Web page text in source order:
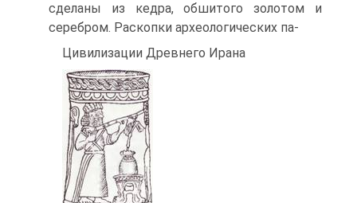
сделаны из кедра, обшитого золотом и
серебром. Раскопки археологических па-
Цивилизации Древнего Ирана